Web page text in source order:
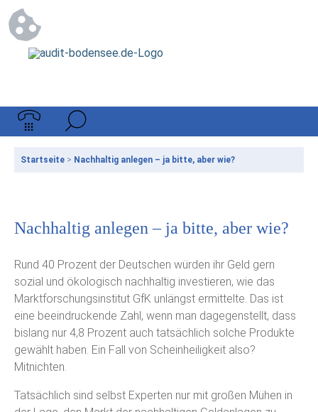
Startseite > Nachhaltig anlegen – ja bitte, aber wie?
Nachhaltig anlegen – ja bitte, aber wie?
Rund 40 Prozent der Deutschen würden ihr Geld gern
sozial und ökologisch nachhaltig investieren, wie das
Marktforschungsinstitut GfK unlängst ermittelte. Das ist
eine beeindruckende Zahl, wenn man dagegenstellt, dass
bislang nur 4,8 Prozent auch tatsächlich solche Produkte
gewählt haben. Ein Fall von Scheinheiligkeit also?
Mitnichten.
Tatsächlich sind selbst Experten nur mit großen Mühen in